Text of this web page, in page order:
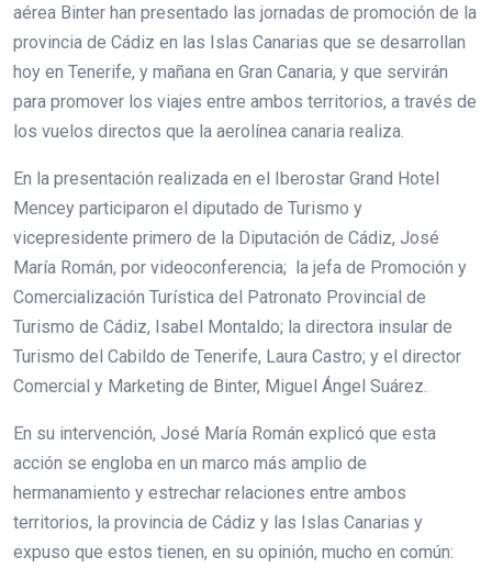
aérea Binter han presentado las jornadas de promoción de la
provincia de Cádiz en las Islas Canarias que se desarrollan
hoy en Tenerife, y mañana en Gran Canaria, y que servirán
para promover los viajes entre ambos territorios, a través de
los vuelos directos que la aerolínea canaria realiza.
En la presentación realizada en el Iberostar Grand Hotel
Mencey participaron el diputado de Turismo y
vicepresidente primero de la Diputación de Cádiz, José
María Román, por videoconferencia; la jefa de Promoción y
Comercialización Turística del Patronato Provincial de
Turismo de Cádiz, Isabel Montaldo; la directora insular de
Turismo del Cabildo de Tenerife, Laura Castro; y el director
Comercial y Marketing de Binter, Miguel Ángel Suárez.
En su intervención, José María Román explicó que esta
acción se engloba en un marco más amplio de
hermanamiento y estrechar relaciones entre ambos
territorios, la provincia de Cádiz y las Islas Canarias y
expuso que estos tienen, en su opinión, mucho en común: